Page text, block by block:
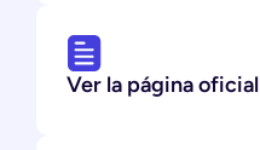
Ver la página